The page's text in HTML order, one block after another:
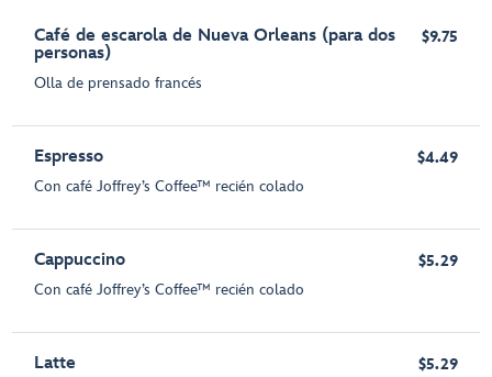
Café de escarola de Nueva Orleans (para dos
personas)
Olla de prensado francés
$9.75
Espresso
Con café Joffrey’s Coffee™ recién colado
$4.49
Cappuccino
Con café Joffrey’s Coffee™ recién colado
$5.29
Latte $5.29